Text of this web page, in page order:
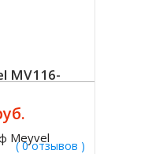
MV116-
( 0 отзывов )
Meyvel